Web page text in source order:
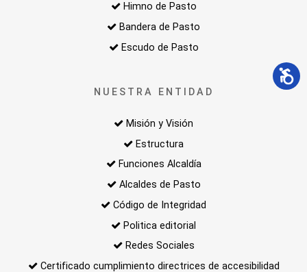
Himno de Pasto
Bandera de Pasto
Escudo de Pasto
NUESTRA ENTIDAD
Misión y Visión
Estructura
Funciones Alcaldía
Alcaldes de Pasto
Código de Integridad
Politica editorial
Redes Sociales
Certificado cumplimiento directrices de accesibilidad